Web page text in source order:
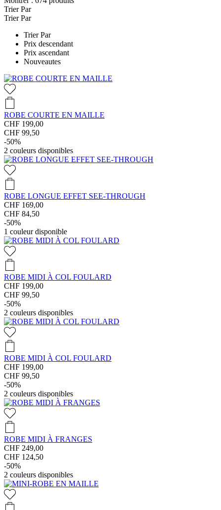
Trier Par
Trier Par
Trier Par
Prix descendant
Prix ascendant
Nouveautes
ROBE COURTE EN MAILLE
CHF 199,00
CHF 99,50
-50%
2 couleurs disponibles
ROBE LONGUE EFFET SEE-THROUGH
CHF 169,00
CHF 84,50
-50%
1 couleur disponible
ROBE MIDI À COL FOULARD
CHF 199,00
CHF 99,50
-50%
2 couleurs disponibles
ROBE MIDI À COL FOULARD
CHF 199,00
CHF 99,50
-50%
2 couleurs disponibles
ROBE MIDI À FRANGES
CHF 249,00
CHF 124,50
-50%
2 couleurs disponibles